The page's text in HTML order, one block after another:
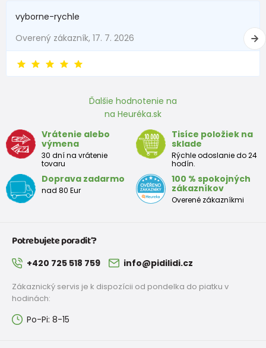
od 5,8 €
9,5 €
Skladem
8,3 €
od 4,5 €s DPH
Skladem
veselé ponožky FUNNY Chlapčenské - 3pack, Pidilidi, PD0133,
Chlapec
od 5,8 €s DPH
Skladem
vyborne-rychle
Overený zákazník, 17. 7. 2026
Ďalšie hodnotenie na
na Heuréka.sk
Vrátenie alebo
výmena
30 dní na vrátenie
tovaru
Tisíce položiek na
sklade
Rýchle odoslanie do 24
hodín.
Doprava zadarmo
nad 80 Eur
100 % spokojných
zákazníkov
Overené zákazníkmi
Potrebujete poradiť?
+420 725 518 759 info@pidilidi.cz
Zákaznický servis je k dispozícii od pondelka do piatku v
hodinách:
Po-Pi: 8-15